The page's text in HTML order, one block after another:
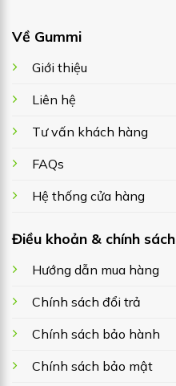
Về Gummi
Giới thiệu
Liên hệ
Tư vấn khách hàng
FAQs
Hệ thống cửa hàng
Điều khoản & chính sách
Hướng dẫn mua hàng
Chính sách đổi trả
Chính sách bảo hành
Chính sách bảo mật